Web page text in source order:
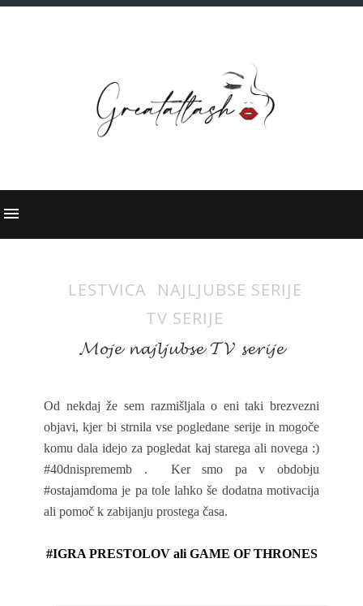
LESTVICA NAJLJUBSE SERIJE
TV SERIJE
𝓜𝓸𝓳𝓮 𝓷𝓪𝓳𝓵𝓳𝓾𝓫𝓼𝓮 𝓣𝓥 𝓼𝓮𝓻𝓲𝓳𝓮
Od nekdaj že sem razmišljala o eni taki brezvezni
objavi, kjer bi strnila vse pogledane serije in mogoče
komu dala idejo za pogledat kaj starega ali novega :)
#40dnisprememb . Ker smo pa v obdobju
#ostajamdoma je pa tole lahko še dodatna motivacija
ali pomoč k zabijanju prostega časa.
#IGRA PRESTOLOV ali GAME OF THRONES